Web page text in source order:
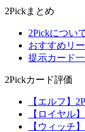
2Pickまとめ
2Pickについ
おすすめリ
提示カード
2Pickカード評価
【エルフ】
【ロイヤル
【ウィッチ